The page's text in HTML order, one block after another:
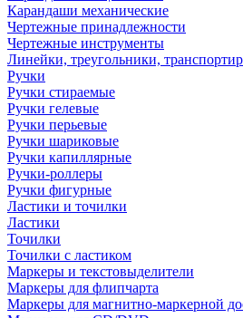
Карандаши механические
Чертежные принадлежности
Чертежные инструменты
Линейки, треугольники,
Ручки
Ручки стираемые
Ручки гелевые
Ручки перьевые
Ручки шариковые
Ручки капиллярные
Ручки-роллеры
Ручки фигурные
Ластики и точилки
Ластики
Точилки
Точилки с ластиком
Маркеры и текстовыделители
Маркеры для флипчарта
Маркеры для магнитно-маркерной